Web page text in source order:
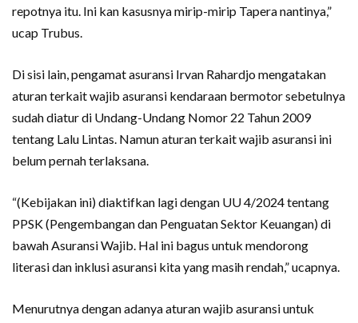
repotnya itu. Ini kan kasusnya mirip-mirip Tapera nantinya,”
ucap Trubus.
Di sisi lain, pengamat asuransi Irvan Rahardjo mengatakan
aturan terkait wajib asuransi kendaraan bermotor sebetulnya
sudah diatur di Undang-Undang Nomor 22 Tahun 2009
tentang Lalu Lintas. Namun aturan terkait wajib asuransi ini
belum pernah terlaksana.
“(Kebijakan ini) diaktifkan lagi dengan UU 4/2024 tentang
PPSK (Pengembangan dan Penguatan Sektor Keuangan) di
bawah Asuransi Wajib. Hal ini bagus untuk mendorong
literasi dan inklusi asuransi kita yang masih rendah,” ucapnya.
Menurutnya dengan adanya aturan wajib asuransi untuk